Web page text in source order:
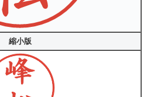
縮小版